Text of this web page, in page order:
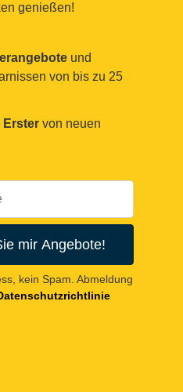
genießen!
und
von bis zu 25
Erster von neuen
mir Angebote!
kein Spam. Abmeldung